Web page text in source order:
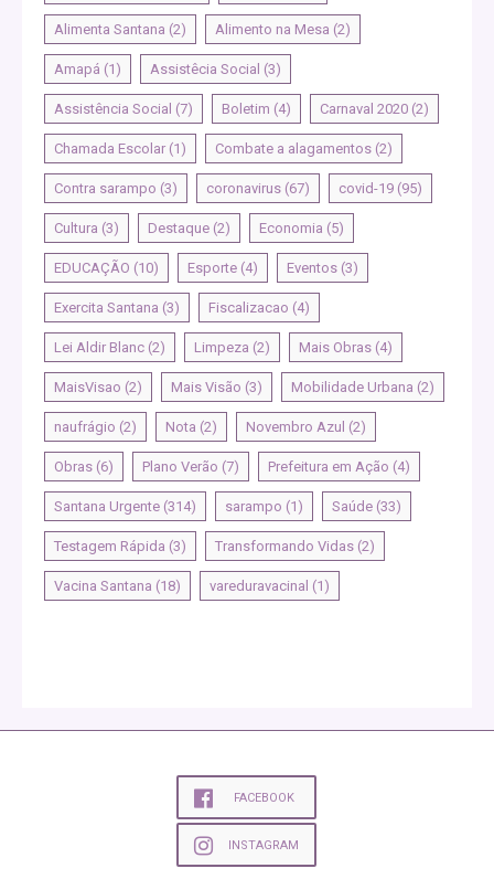
Alimenta Santana (2) Alimento na Mesa (2)
Amapá (1) Assistêcia Social (3)
Assistência Social (7) Boletim (4) Carnaval 2020 (2)
Chamada Escolar (1) Combate a alagamentos (2)
Contra sarampo (3) coronavirus (67) covid-19 (95)
Cultura (3) Destaque (2) Economia (5)
EDUCAÇÃO (10) Esporte (4) Eventos (3)
Exercita Santana (3) Fiscalizacao (4)
Lei Aldir Blanc (2) Limpeza (2) Mais Obras (4)
MaisVisao (2) Mais Visão (3) Mobilidade Urbana (2)
naufrágio (2) Nota (2) Novembro Azul (2)
Obras (6) Plano Verão (7) Prefeitura em Ação (4)
Santana Urgente (314) sarampo (1) Saúde (33)
Testagem Rápida (3) Transformando Vidas (2)
Vacina Santana (18) vareduravacinal (1)
FACEBOOK
INSTAGRAM